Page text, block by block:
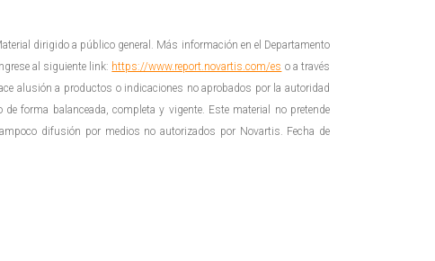
dirigido a público general. Más información en el Departamento
al siguiente link: https://www.report.novartis.com/es o a través
alusión a productos o indicaciones no aprobados por la autoridad
forma balanceada, completa y vigente. Este material no pretende
difusión por medios no autorizados por Novartis. Fecha de